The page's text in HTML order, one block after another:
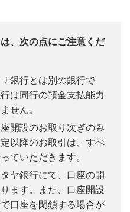
、次の点にご注意くだ
銀行とは別の銀行で
は同行の預金支払能力
せん。
開設のお取り次ぎのみ
以降のお取引は、すべ
ていただきます。
ヤ銀行にて、口座の開
ます。また、口座開設
口座を閉鎖する場合が